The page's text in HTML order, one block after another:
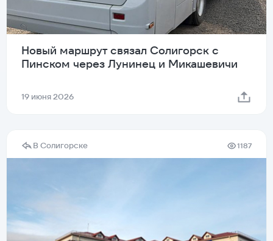
Новый маршрут связал Солигорск с
Пинском через Лунинец и Микашевичи
19 июня 2026
В Солигорске 1187